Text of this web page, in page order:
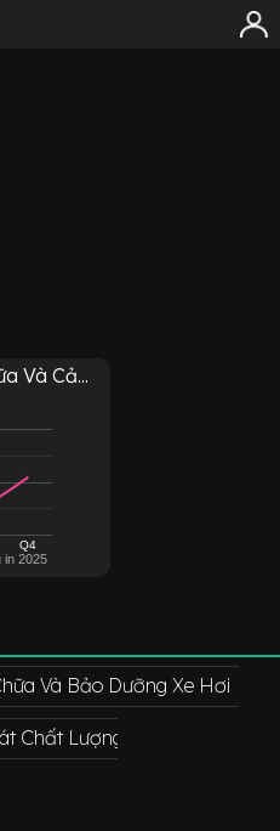
Và Cả...
in 2025
Q4
Và Bảo Dưỡng Xe Hơi
Chất Lượng